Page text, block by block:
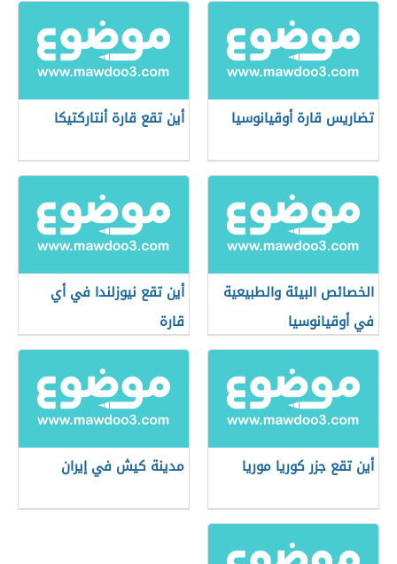
تضاريس قارة أوقيانوسيا أين تقع قارة أنتاركتيكا
الخصائص البيئة والطبيعية
في أوقيانوسيا
أين تقع نيوزلندا في أي
قارة
أين تقع جزر كوريا موريا مدينة كيش في إيران